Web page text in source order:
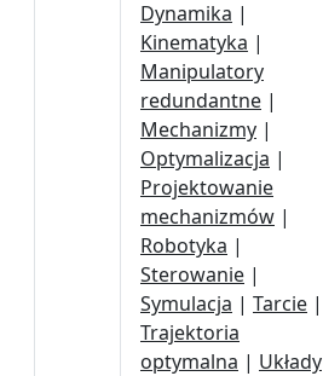
Dynamika |
Kinematyka |
Manipulatory
redundantne |
Mechanizmy |
Optymalizacja |
Projektowanie
mechanizmów |
Robotyka |
Sterowanie |
Symulacja | Tarcie |
Trajektoria
optymalna | Układy